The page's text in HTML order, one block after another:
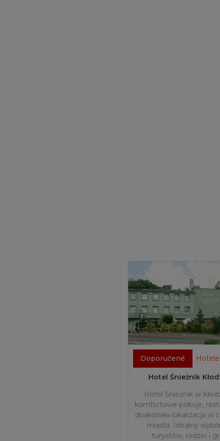
Doporučené
Hotel Śnieżnik
Hotel Śnieżnik w
komfortowe pokoje,
doskonała lokalizacja w
miasta. Idealny
turystów, rodzin i